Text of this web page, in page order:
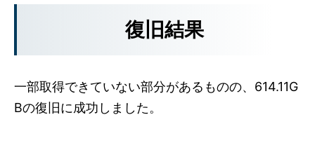
復旧結果
一部取得できていない部分があるものの、614.11G
Bの復旧に成功しました。